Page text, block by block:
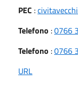
PEC :
Telefono :0766
Telefono :0766
URL